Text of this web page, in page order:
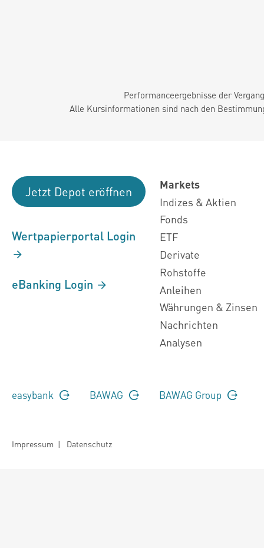
Performanceergebnisse der
Alle Kursinformationen sind nach den
Jetzt Depot eröffnen
Wertpapierportal Login
eBanking Login
Markets
Indizes & Aktien
Fonds
ETF
Derivate
Rohstoffe
Anleihen
Währungen & Zinsen
Nachrichten
Analysen
easybank BAWAG BAWAG Group
Impressum | Datenschutz